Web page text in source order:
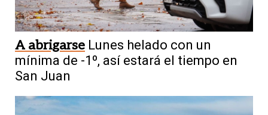
A abrigarse Lunes helado con un
mínima de -1º, así estará el tiempo en
San Juan